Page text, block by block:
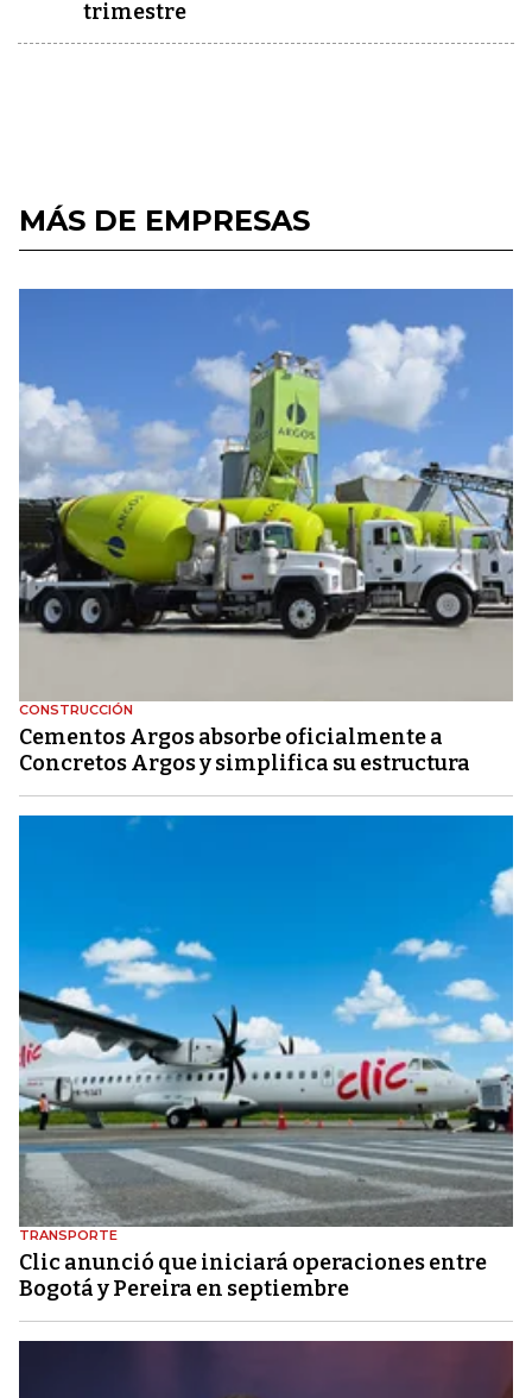
trimestre
MÁS DE EMPRESAS
CONSTRUCCIÓN
Cementos Argos absorbe oficialmente a
Concretos Argos y simplifica su estructura
TRANSPORTE
Clic anunció que iniciará operaciones entre
Bogotá y Pereira en septiembre